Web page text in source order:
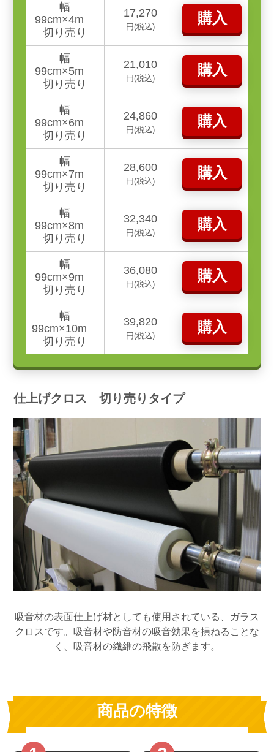
幅
99cm×4m
切り売り
17,270
円(税込)
購入
幅
99cm×5m
切り売り
21,010
円(税込)
購入
幅
99cm×6m
切り売り
24,860
円(税込)
購入
幅
99cm×7m
切り売り
28,600
円(税込)
購入
幅
99cm×8m
切り売り
32,340
円(税込)
購入
幅
99cm×9m
切り売り
36,080
円(税込)
購入
幅
99cm×10m
切り売り
39,820
円(税込)
購入
仕上げクロス 切り売りタイプ
吸音材の表面仕上げ材としても使用されている、ガラス
クロスです。吸音材や防音材の吸音効果を損ねることな
く、吸音材の繊維の飛散を防ぎます。
商品の特徴